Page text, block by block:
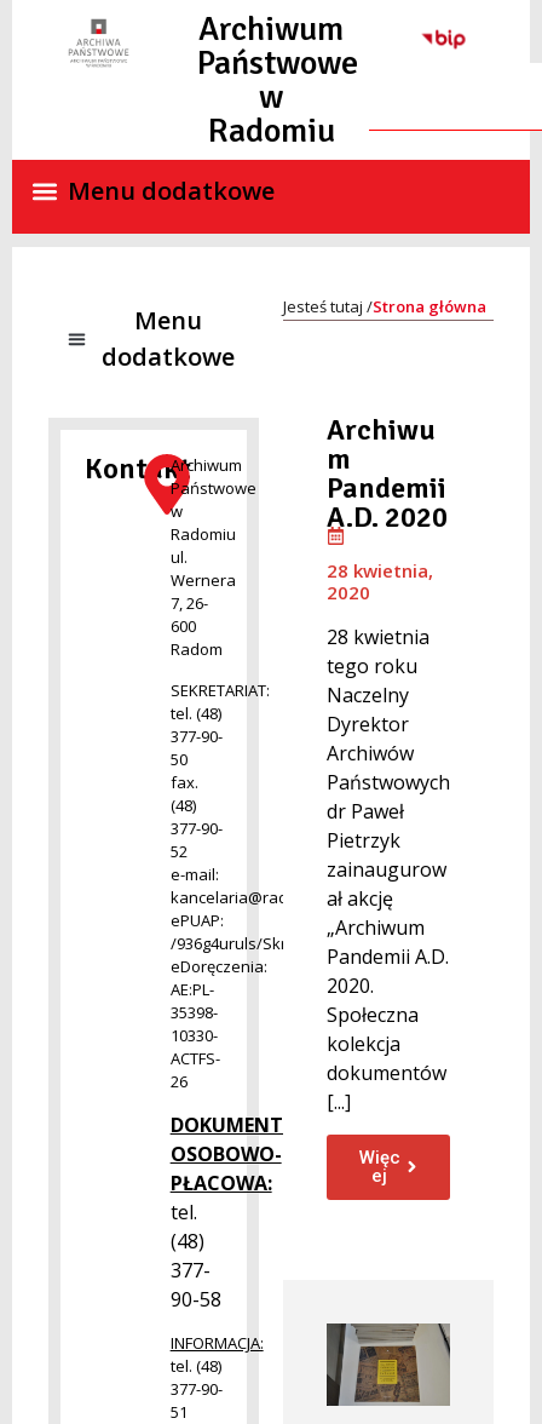
Archiwum
Państwowe
w
Radomiu
KontaktArchiwum
Państwowe
w
Radomiu
ul.
Wernera
7, 26-
600
Radom
SEKRETARIAT:
tel. (48)
377-90-
50
fax.
(48)
377-90-
52
e-mail:
kancelaria@radom.archiwa.gov.pl
ePUAP:
/936g4uruls/SkrytkaESP
eDoręczenia:
AE:PL-
35398-
10330-
ACTFS-
26
DOKUMENTACJA
OSOBOWO-
PŁACOWA:
tel.
(48)
377-
90-58
INFORMACJA:
tel. (48)
377-90-
51
Strona główna
Archiwu
m
Pandemii
A.D. 2020
28 kwietnia,
2020
28 kwietnia
tego roku
Naczelny
Dyrektor
Archiwów
Państwowych
dr Paweł
Pietrzyk
zainaugurow
ał akcję
„Archiwum
Pandemii A.D.
2020.
Społeczna
kolekcja
dokumentów
[...]
Więc
ej